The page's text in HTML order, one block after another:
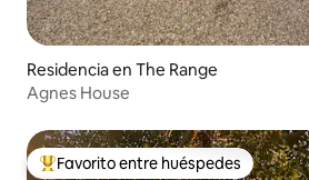
Residencia en The Range
Agnes House
De los mejores en Favorito entre
Favorito entre huéspedes